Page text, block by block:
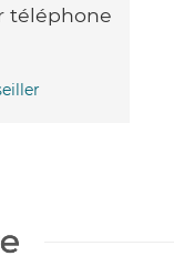
téléphone